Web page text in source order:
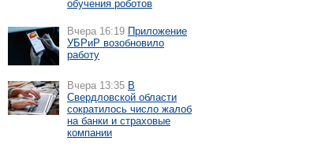
обучения роботов
Вчера 16:19 Приложение
УБРиР возобновило
работу
Вчера 13:35 В
Свердловской области
сократилось число жалоб
на банки и страховые
компании